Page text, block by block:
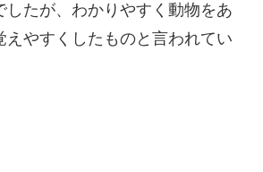
したが、わかりやすく動物をあ
えやすくしたものと言われてい